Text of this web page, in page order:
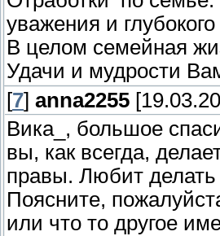
уважения и
В целом семейная
Удачи и мудрости
[7] anna2255
Вика_, большое
вы, как всегда,
правы. Любит делать
Поясните,
или что то другое